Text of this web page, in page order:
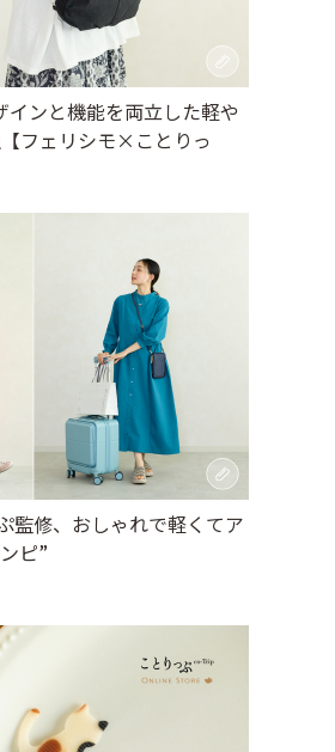
ンと機能を両立した軽や
フェリシモ×ことりっ
監修、おしゃれで軽くてア
ピ”